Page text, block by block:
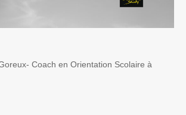
Coach en Orientation Scolaire à